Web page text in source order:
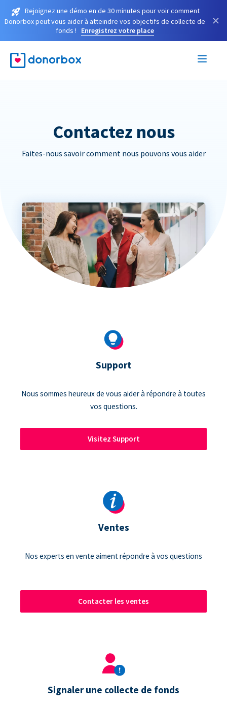
Rejoignez une démo en de 30 minutes pour voir comment
Donorbox peut vous aider à atteindre vos objectifs de collecte de
fonds !
Enregistrez votre place
×
Contactez nous
Faites-nous savoir comment nous pouvons vous aider
Support
Nous sommes heureux de vous aider à répondre à toutes
vos questions.
Visitez Support
Ventes
Nos experts en vente aiment répondre à vos questions
Contacter les ventes
Signaler une collecte de fonds